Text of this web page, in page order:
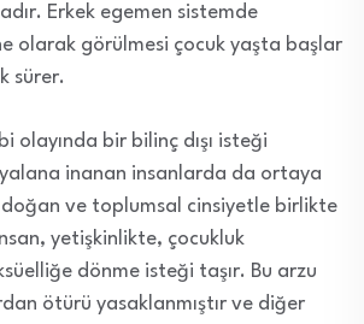
Erkek egemen sistemde
olarak görülmesi çocuk yaşta başlar
sürer.
olayında bir bilinç dışı isteği
inanan insanlarda da ortaya
doğan ve toplumsal cinsiyetle birlikte
yetişkinlikte, çocukluk
dönme isteği taşır. Bu arzu
ötürü yasaklanmıştır ve diğer